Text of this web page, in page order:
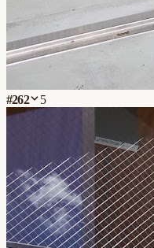
#262 5